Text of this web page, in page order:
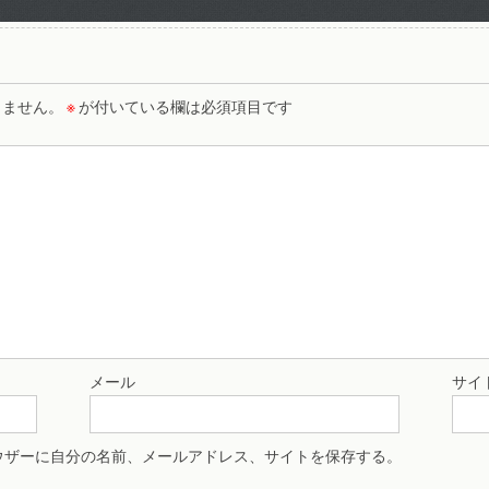
せん。 ※が付いている欄は必須項目です
メール サイ
ーに自分の名前、メールアドレス、サイトを保存する。